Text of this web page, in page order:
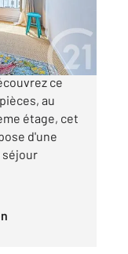
À quelques
ce
au
étage, cet
d'une
séjour